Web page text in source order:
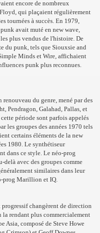
encore de nombreux
qui plaçaient régulièrement
tournées à succès. En 1979,
avait muté en new wave,
plus vendus de l'histoire. De
du punk, tels que Siouxsie and
Minds et Wire, affichaient
punk plus reconnues.
du genre, mené par des
Pendragon, Galahad, Pallas, et
période sont parfois appelés
les groupes des années 1970 tels
certains éléments de la new
1980. Le synthétiseur
dans ce style. Le néo-prog
delà avec des groupes comme
similaires dans leur
prog Marillion et IQ.
changèrent de direction
rendant plus commercialement
Asia, composé de Steve Howe